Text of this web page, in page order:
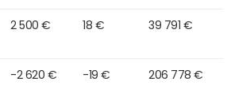
2 500 € 18 € 39 791 €
-2 620 € -19 € 206 778 €